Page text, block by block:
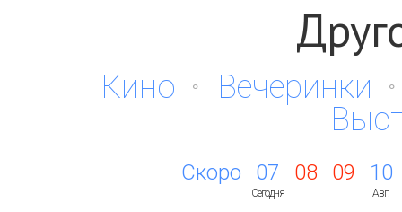
Кино
Вечеринки
Скоро 07
Сегодня
08 09 10
Авг.